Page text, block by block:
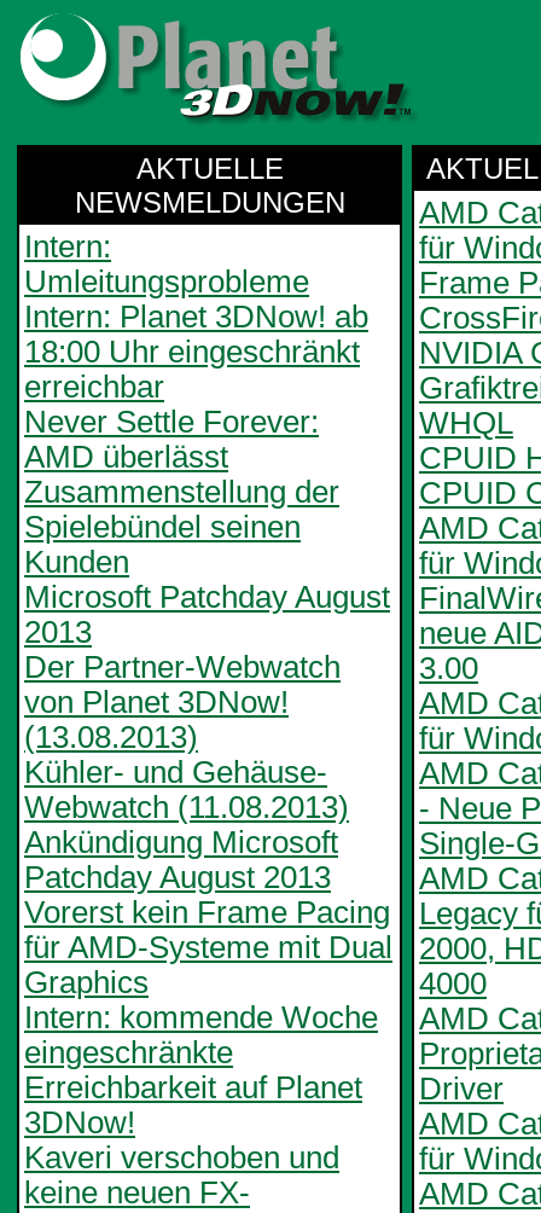
AKTUELLE
NEWSMELDUNGEN
Intern:
Umleitungsprobleme
Intern: Planet 3DNow! ab
18:00 Uhr eingeschränkt
erreichbar
Never Settle Forever:
AMD überlässt
Zusammenstellung der
Spielebündel seinen
Kunden
Microsoft Patchday August
2013
Der Partner-Webwatch
von Planet 3DNow!
(13.08.2013)
Kühler- und Gehäuse-
Webwatch (11.08.2013)
Ankündigung Microsoft
Patchday August 2013
Vorerst kein Frame Pacing
für AMD-Systeme mit Dual
Graphics
Intern: kommende Woche
eingeschränkte
Erreichbarkeit auf Planet
3DNow!
Kaveri verschoben und
keine neuen FX-
AMD
für
Frame
NVIDIA
WHQL
CPUID
CPUID
AMD
für
neue
3.00
AMD
für
AMD
- Neue
Single-
AMD
Legacy
2000,
4000
AMD
Driver
AMD
für
AMD